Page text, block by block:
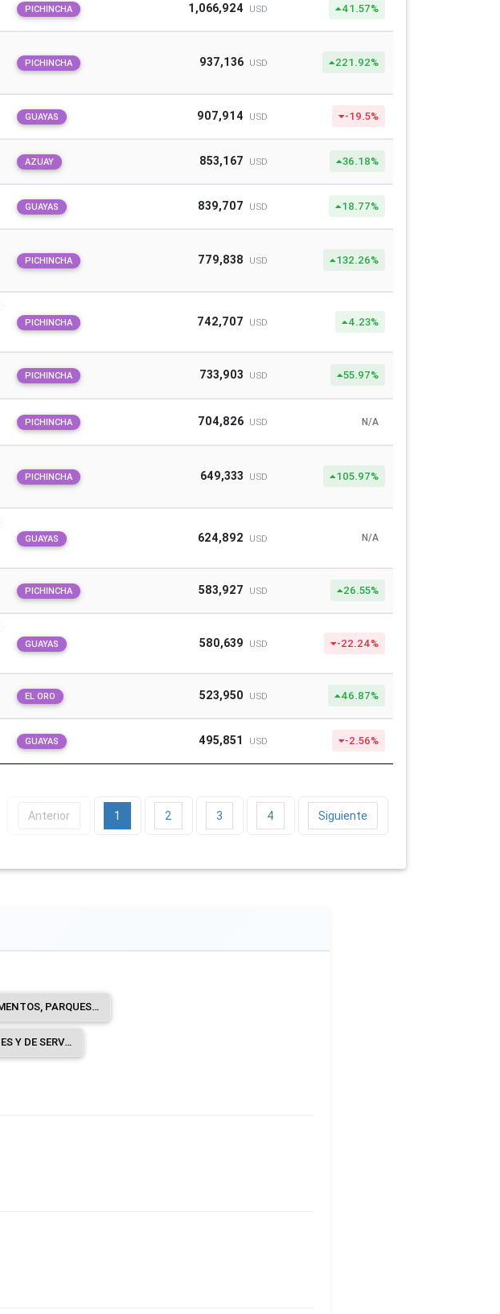
PICHINCHA 1,066,924 USD 41.57%
PICHINCHA 937,136 USD 221.92%
GUAYAS 907,914 USD -19.5%
AZUAY 853,167 USD 36.18%
GUAYAS 839,707 USD 18.77%
PICHINCHA 779,838 USD 132.26%
PICHINCHA 742,707 USD 4.23%
PICHINCHA 733,903 USD 55.97%
PICHINCHA 704,826 USD N/A
PICHINCHA 649,333 USD 105.97%
GUAYAS 624,892 USD N/A
PICHINCHA 583,927 USD 26.55%
GUAYAS 580,639 USD -22.24%
EL ORO 523,950 USD 46.87%
GUAYAS 495,851 USD -2.56%
Anterior 1 2 3 4 Siguiente
ACTIVIDADES DE CAMPAMENTOS, PARQUES DE VEHÍCULOS DE RECREO Y PARQUES DE CARAVANAS.
ACTIVIDADES DE RESTAURANTES Y DE SERVICIO MÓVIL DE COMIDAS.